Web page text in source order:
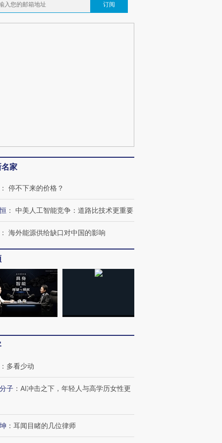
订阅
家
： 停不下来的价格？
： 中美人工智能竞争：道路比技术更重要
： 海外能源供给缺口对中国的影响
： 多看少动
子 ： AI冲击之下，年轻人与高学历女性更
： 耳闻目睹的几位律师